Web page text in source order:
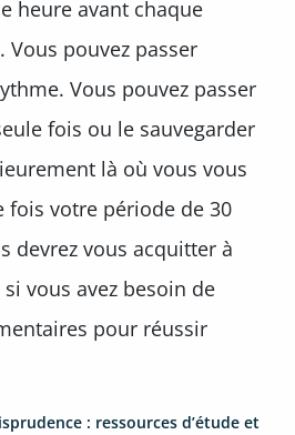
heure avant chaque
pouvez passer
Vous pouvez passer
fois ou le sauvegarder
là où vous vous
fois votre période de 30
devrez vous acquitter à
vous avez besoin de
pour réussir
: ressources d’étude et